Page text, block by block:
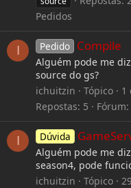
Pedidos
I Pedido Compile
Alguém pode me
source do gs?
ichuitzin
Tópico 1
Repostas: 5 Fórum:
I Dúvida
Alguém pode me
season4, pode
ichuitzin
Tópico